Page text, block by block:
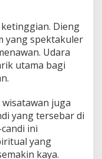
Dieng
yang spektakuler
Udara
utama bagi
juga
yang tersebar di
ini
yang
kaya.